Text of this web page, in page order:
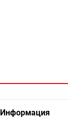
Информация